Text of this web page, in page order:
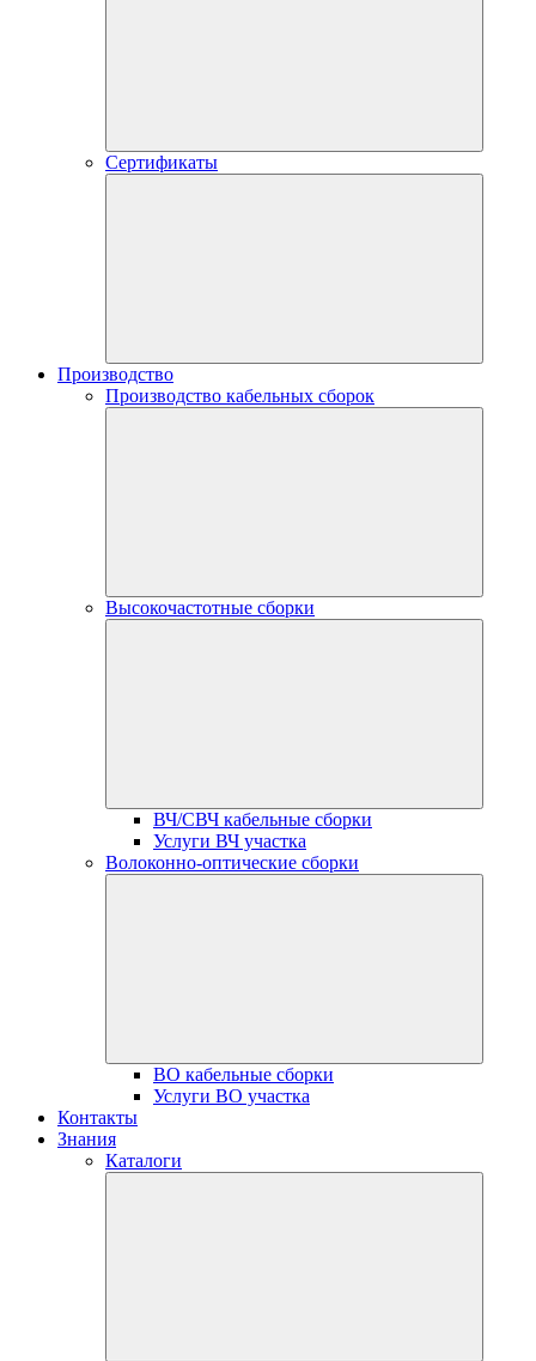
Сертификаты
Производство
Производство кабельных сборок
Высокочастотные сборки
ВЧ/СВЧ кабельные сборки
Услуги ВЧ участка
Волоконно-оптические сборки
ВО кабельные сборки
Услуги ВО участка
Контакты
Знания
Каталоги